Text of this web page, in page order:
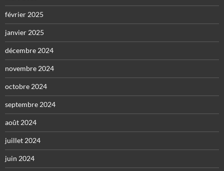
février 2025
janvier 2025
décembre 2024
novembre 2024
octobre 2024
septembre 2024
août 2024
juillet 2024
juin 2024